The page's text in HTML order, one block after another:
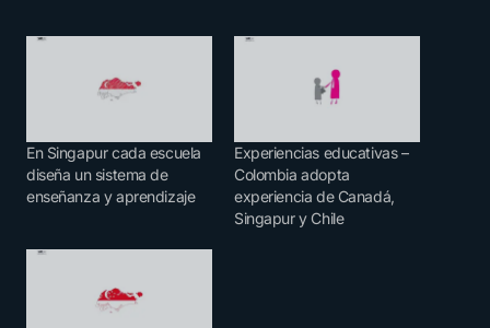
En Singapur cada escuela
diseña un sistema de
enseñanza y aprendizaje
Experiencias educativas –
Colombia adopta
experiencia de Canadá,
Singapur y Chile